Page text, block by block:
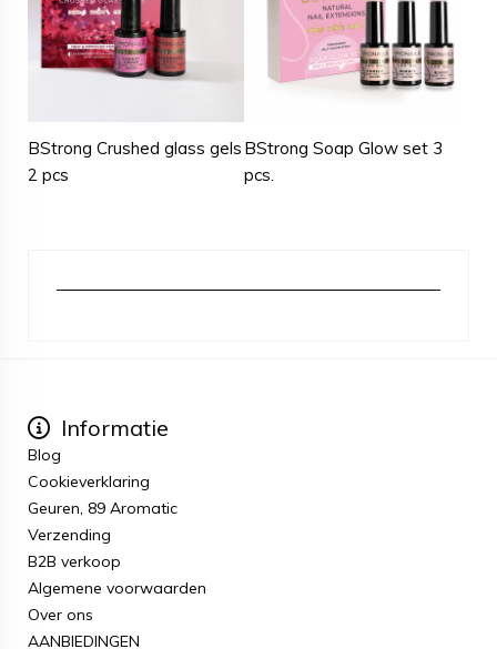
BStrong Crushed glass gels
2 pcs
BStrong Soap Glow set 3
pcs.
Informatie
Blog
Cookieverklaring
Geuren, 89 Aromatic
Verzending
B2B verkoop
Algemene voorwaarden
Over ons
AANBIEDINGEN